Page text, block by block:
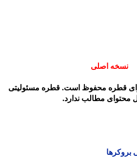
نسخه اصلی
محفوظ است. قطره مسئولیتی
مطالب ندارد.